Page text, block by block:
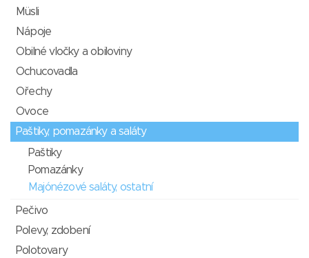
Müsli
Nápoje
Obilné vločky a obiloviny
Ochucovadla
Ořechy
Ovoce
Paštiky, pomazánky a saláty
Paštiky
Pomazánky
Majónézové saláty, ostatní
Pečivo
Polevy, zdobení
Polotovary